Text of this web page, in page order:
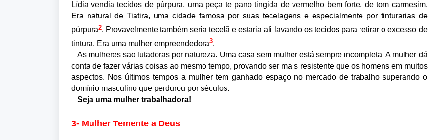
Lídia vendia tecidos de púrpura, uma peça te pano tingida de vermelho bem forte, de tom carmesim.
Era natural de Tiatira, uma cidade famosa por suas tecelagens e especialmente por tinturarias de
púrpura2. Provavelmente também seria tecelã e estaria ali lavando os tecidos para retirar o excesso de
tintura. Era uma mulher empreendedora3.
As mulheres são lutadoras por natureza. Uma casa sem mulher está sempre incompleta. A mulher dá
conta de fazer várias coisas ao mesmo tempo, provando ser mais resistente que os homens em muitos
aspectos. Nos últimos tempos a mulher tem ganhado espaço no mercado de trabalho superando o
domínio masculino que perdurou por séculos.
Seja uma mulher trabalhadora!
3- Mulher Temente a Deus